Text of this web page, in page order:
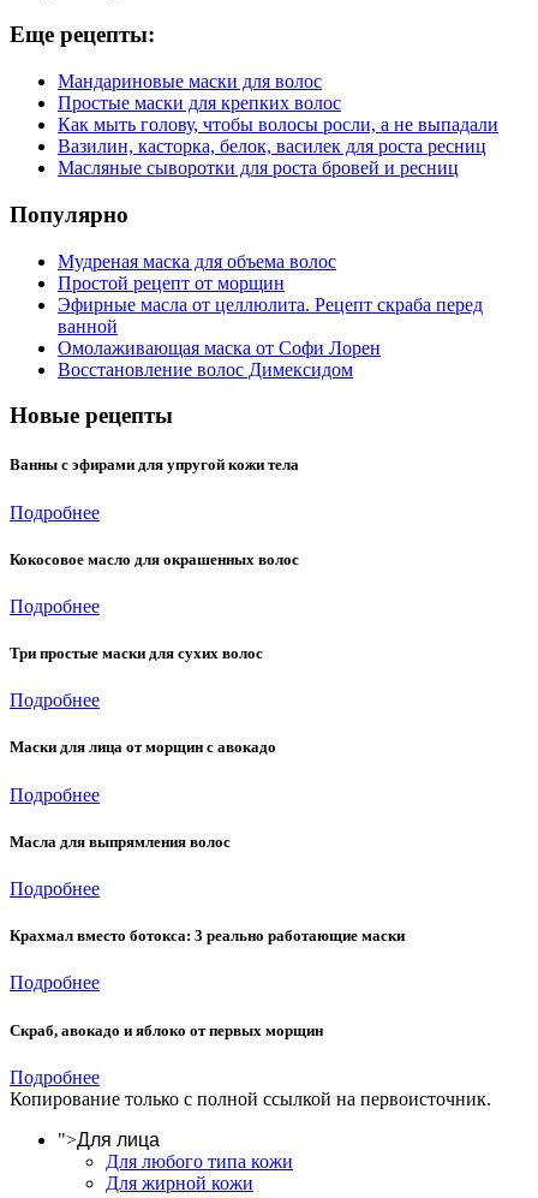
Еще рецепты:
Мандариновые маски для волос
Простые маски для крепких волос
Как мыть голову, чтобы волосы росли, а не выпадали
Вазилин, касторка, белок, василек для роста ресниц
Масляные сыворотки для роста бровей и ресниц
Популярно
Мудреная маска для объема волос
Простой рецепт от морщин
Эфирные масла от целлюлита. Рецепт скраба перед
ванной
Омолаживающая маска от Софи Лорен
Восстановление волос Димексидом
Новые рецепты
Ванны с эфирами для упругой кожи тела
Подробнее
Кокосовое масло для окрашенных волос
Подробнее
Три простые маски для сухих волос
Подробнее
Маски для лица от морщин с авокадо
Подробнее
Масла для выпрямления волос
Подробнее
Крахмал вместо ботокса: 3 реально работающие маски
Подробнее
Скраб, авокадо и яблоко от первых морщин
Подробнее
Копирование только с полной ссылкой на первоисточник.
">Для лица
Для любого типа кожи
Для жирной кожи